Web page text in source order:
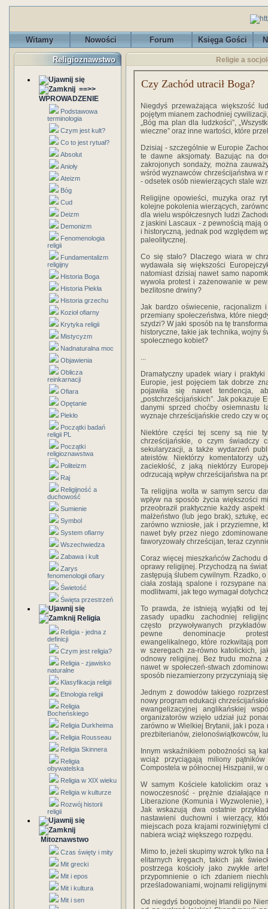
Witamy Nowości Forum Księga Gości
Religioznawstwo
==>>
WPROWADZENIE
Podstawowa
terminologia
Czym jest kult?
Co to jest rytuał?
Absolut
Anioły
Ateizm
Bóg
Cud
Deizm
Demonizm
Fenomenologia
religii
Fundamentalizm
religijny
Historia Boga
Historia Piekła
Historia grzechu
Kozioł ofiarny
Krytyka religii
Mistycyzm
Nadnaturalna moc
Objawienia
Oblicza
reinkarnacji
Ofiara
Opętanie
Piekło
Początki badań
religii PL
Początki
religioznawstwa
Politeizm
Raj
Religijność a
duchowość
Sumienie
Symbol
System ofiarny
Wszechwiedza
Zabawa i kult
Zarys
fenomenologii ofiary
Świetość
Święta przestrzeń
Religia
Religia - jedna z
definicji
Czym jest religia?
Religia - zjawisko
naturalne
Klasyfikacja religii
Etnologia religii
Religia
Bocheńskiego
Religia Durkheima
Religia Rousseau
Religia Skinnera
Religia
obywatelska
Religia w XIX wieku
Religia w kulturze
Rozwój historii
religii
Mitoznawstwo
Czas święty i mity
Mit grecki
Mit i epos
Mit i kultura
Mit i sen
Religie a
Czy Zachód utracił Boga?
Niegdyś przeważająca większość
pojętym mianem zachodniej
„Bóg ma plan dla ludzkości”,
wieczne” oraz inne wartości, które
Dzisiaj - szczególnie w Europie
te dawne aksjomaty. Bazując na
zakrojonych sondaży, można
wśród wyznawców chrześcijaństwa w
- odsetek osób niewierzących stale
Religijne opowieści, muzyka oraz
kolejne pokolenia wierzących,
dla wielu współczesnych ludzi
z jaskini Lascaux - z pewnością mają
i historyczną, jednak pod względem
paleolitycznej.
Co się stało? Dlaczego wiara w
wydawała się większości
natomiast dzisiaj nawet samo
wywoła protest i zażenowanie w
bezlitosne drwiny?
Jak bardzo oświecenie, racjonalizm
przemiany społeczeństwa, które
szydzi? W jaki sposób na tę
historyczne, takie jak technika, wojny
społecznego kobiet?
...
Dramatyczny upadek wiary i
Europie, jest pojęciem tak dobrze
pojawiła się nawet tendencja,
„postchrześcijańskich”. Jak pokazuje
danymi sprzed choćby osiemnastu
wyznaje chrześcijańskie credo czy w
Niektóre części tej sceny są nie
chrześcijańskie, o czym świadczy
sekularyzacji, a także wydarzeń
ateistów. Niektórzy komentatorzy
zaciekłość, z jaką niektórzy
odrzucają wpływ chrześcijaństwa na
Ta religijna wolta w samym sercu
wpływ na sposób życia większości
przeobraził praktycznie każdy
małżeństwo (lub jego brak), sztukę,
zarówno wzniosłe, jak i przyziemne,
nawet były przez niego
faworyzowały chrześcijan, teraz
Coraz więcej mieszkańców Zachodu
oprawy religijnej. Przychodzą na
zastępują ślubem cywilnym. Rzadko,
ciała zostają spalone i rozsypane
modlitwami, jak tego wymagał
To prawda, że istnieją wyjątki od
zasady upadku zachodniej
często przywoływanych
pewne denominacje
ewangelikalnego, które rozkwitają
w szeregach za-równo katolickich,
odnowy religijnej. Bez trudu można
nawet w społeczeń-stwach
sposób niezamierzony przyczyniają
Jednym z dowodów takiego
nowy program edukacji
ewangelizacyjnej anglikańskiej
organizatorów wzięło udział już
zarówno w Wielkiej Brytanii, jak i
prezbiterianów, zielonoświątkowców,
Innym wskaźnikiem pobożności są
wciąż przyciągają miliony
Compostela w północnej Hiszpanii, w
W samym Kościele katolickim oraz
nowoczesność - prężnie
Liberazione (Komunia i Wyzwolenie),
Jak wskazują dwa ostatnie
nastawieni duchowni i wierzący,
miejscach poza krajami rozwiniętymi
nabiera wciąż większego rozpędu.
Mimo to, jeżeli skupimy wzrok tylko
elitarnych kręgach, takich jak
postrzega kościoły jako zwykłe
przypomnienie o ich zdaniem
prześladowaniami, wojnami
Od niegdyś bogobojnej Irlandii po